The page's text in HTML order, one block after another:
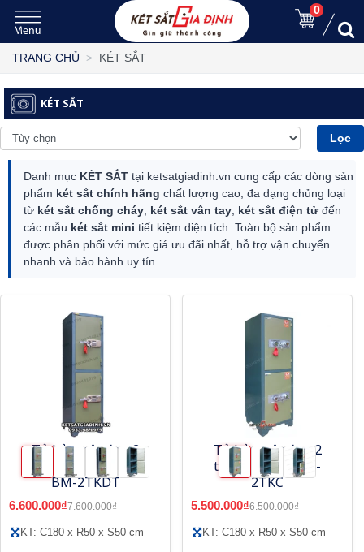
0
TRANG CHỦ KÉT SẮT
KÉT SẮT
Lọc
Danh mục KÉT SẮT tại ketsatgiadinh.vn cung cấp các dòng sản
phẩm két sắt chính hãng chất lượng cao, đa dạng chủng loại
từ két sắt chống cháy két sắt vân tay két sắt điện tửđến
các mẫu két sắt mini tiết kiệm diện tích. Toàn bộ sản phẩm
được phân phối với mức giá ưu đãi nhất, hỗ trợ vận chuyển
nhanh và bảo hành uy tín.
Tủ bảo mật đơn 2
tầng khóa điện tử
BM-2TKDT
6.600.000₫7.600.000₫
KT: C180 x R50 x S50 cm
Tủ bảo mật đơn 2
tầng khóa cơ BM-
2TKC
5.500.000₫6.500.000₫
KT: C180 x R50 x S50 cm